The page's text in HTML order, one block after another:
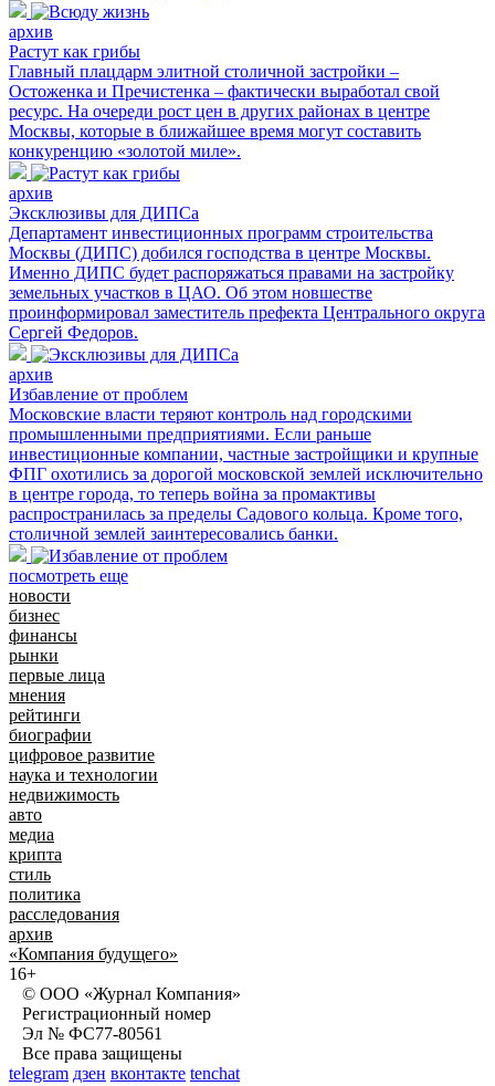
архив
Растут как грибы
Главный плацдарм элитной столичной застройки –
Остоженка и Пречистенка – фактически выработал свой
ресурс. На очереди рост цен в других районах в центре
Москвы, которые в ближайшее время могут составить
конкуренцию «золотой миле».
архив
Эксклюзивы для ДИПСа
Департамент инвестиционных программ строительства
Москвы (ДИПС) добился господства в центре Москвы.
Именно ДИПС будет распоряжаться правами на застройку
земельных участков в ЦАО. Об этом новшестве
проинформировал заместитель префекта Центрального округа
Сергей Федоров.
архив
Избавление от проблем
Московские власти теряют контроль над городскими
промышленными предприятиями. Если раньше
инвестиционные компании, частные застройщики и крупные
ФПГ охотились за дорогой московской землей исключительно
в центре города, то теперь война за промактивы
распространилась за пределы Садового кольца. Кроме того,
столичной землей заинтересовались банки.
посмотреть еще
новости
бизнес
финансы
рынки
первые лица
мнения
рейтинги
биографии
цифровое развитие
наука и технологии
недвижимость
авто
медиа
крипта
стиль
политика
расследования
архив
«Компания будущего»
16+
© ООО «Журнал Компания»
Регистрационный номер
Эл № ФС77-80561
Все права защищены
telegram дзен вконтакте tenchat